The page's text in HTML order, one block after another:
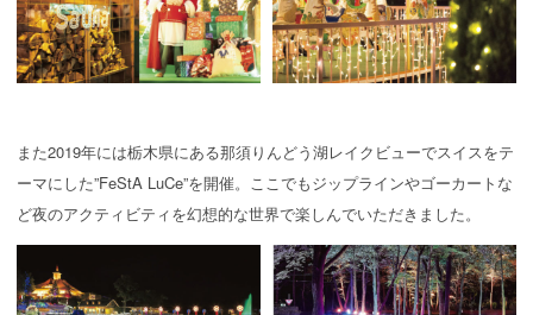
また2019年には栃木県にある那須りんどう湖レイクビューでスイスをテ
ーマにした”FeStA LuCe”を開催。ここでもジップラインやゴーカートな
ど夜のアクティビティを幻想的な世界で楽しんでいただきました。